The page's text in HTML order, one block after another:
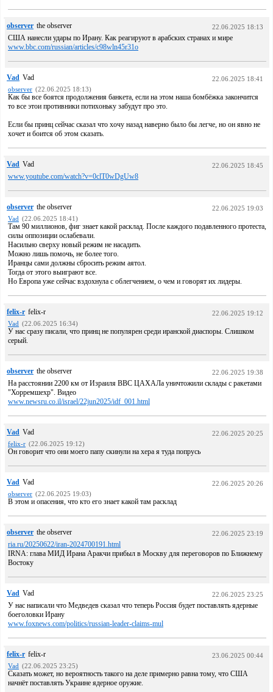
observer the observer 22.06.2025 18:13
США нанесли удары по Ирану. Как реагируют в арабских странах и мире
www.bbc.com/russian/articles/c98wln45r31o
Vad Vad
22.06.2025 18:41
observer (22.06.2025 18:13)
Как бы все боятся продолжения банкета, если на этом наша бомбёжка закончится
то все этои противники потихоньку забудут про это.
Если бы принц сейчас сказал что хочу назад наверно было бы легче, но он явно не
хочет и боится об этом сказать.
Vad Vad 22.06.2025 18:45
www.youtube.com/watch?v=0clT0wDgUw8
observer the observer
22.06.2025 19:03
Vad (22.06.2025 18:41)
Там 90 миллионов, фиг знает какой расклад. После каждого подавленного протеста,
силы оппозиции ослабевали.
Насильно сверху новый режим не насадить.
Можно лишь помочь, не более того.
Иранцы сами должны сбросить режим аятол.
Тогда от этого выиграют все.
Но Европа уже сейчас вздохнула с облегчением, о чем и говорят их лидеры.
felix-r felix-r
22.06.2025 19:12
Vad (22.06.2025 16:34)
У нас сразу писали, что принц не популярен среди иранской диаспоры. Слишком
серый.
observer the observer 22.06.2025 19:38
На расстоянии 2200 км от Израиля ВВС ЦАХАЛа уничтожили склады с ракетами
"Хорремшехр". Видео
www.newsru.co.il/israel/22jun2025/idf_001.html
Vad Vad
22.06.2025 20:25
felix-r (22.06.2025 19:12)
Он говорит что они моего папу скинули на хера я туда попрусь
Vad Vad
22.06.2025 20:26
observer (22.06.2025 19:03)
В этом и опасения, что кто его знает какой там расклад
observer the observer 22.06.2025 23:19
ria.ru/20250622/iran-2024700191.html
IRNA: глава МИД Ирана Аракчи прибыл в Москву для переговоров по Ближнему
Востоку
Vad Vad 22.06.2025 23:25
У нас написали что Медведев сказал что теперь Россия будет поставлять ядерные
боеголовки Ирану
www.foxnews.com/politics/russian-leader-claims-mul
felix-r felix-r
23.06.2025 00:44
Vad (22.06.2025 23:25)
Сказать может, но вероятность такого на деле примерно равна тому, что США
начнёт поставлять Украине ядерное оружие.